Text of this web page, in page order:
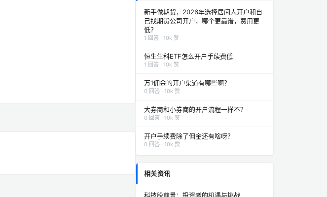
新手做期货，2026年选择居间人开户和自
己找期货公司开户，哪个更靠谱，费用更
低？
1 回答 · 10k 赞
恒生生科ETF怎么开户手续费低
1 回答 · 10k 赞
万1佣金的开户渠道有哪些啊？
0 回答 · 10k 赞
大券商和小券商的开户流程一样不？
0 回答 · 10k 赞
开户手续费除了佣金还有啥呀？
0 回答 · 10k 赞
相关资讯
科技股前景：投资者的机遇与挑战